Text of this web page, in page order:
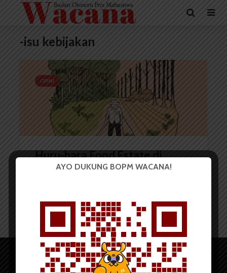
-isu kebijakan
OPINI
Huru-hara Food Estate di
Indonesia
AYO DUKUNG BOPM WACANA!